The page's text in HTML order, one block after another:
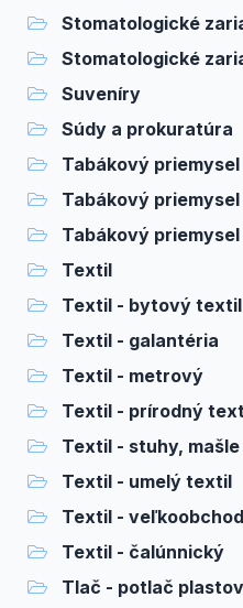
Stomatologické
Stomatologické
Suveníry
Súdy a prokuratúra
Tabákový priemysel
Tabákový
Tabákový
Textil
Textil - bytový textil
Textil - galantéria
Textil - metrový
Textil - prírodný
Textil - stuhy, mašle
Textil - umelý textil
Textil -
Textil - čalúnnický
Tlač - potlač plastov